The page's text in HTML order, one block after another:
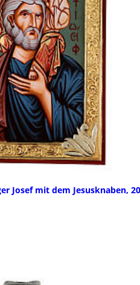
Josef mit dem Jesusknaben,